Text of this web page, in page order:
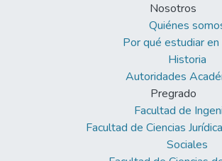
Nosotros
Quiénes
Por qué estudiar
Historia
Autoridades
Pregrado
Facultad de
Facultad de Ciencias
Sociales